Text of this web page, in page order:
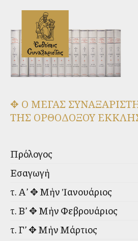
✥ Ο ΜΕΓΑΣ
ΤΗΣ ΟΡΘΟΔΟΞΟΥ
Πρόλογος
Εἰσαγωγὴ
τ. Α’ ✥ Μὴν Ἰανουάριος
τ. Β’ ✥ Μὴν Φεβρουάριος
τ. Γ’ ✥ Μὴν Μάρτιος